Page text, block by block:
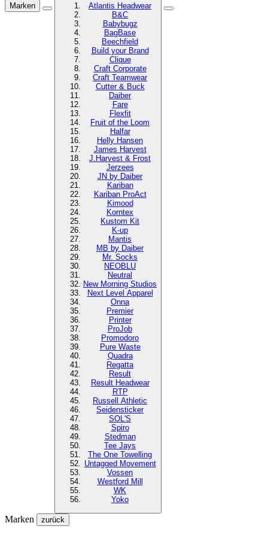
Marken
Atlantis Headwear
B&C
Babybugz
BagBase
Beechfield
Build your Brand
Clique
Craft Corporate
Craft Teamwear
Cutter & Buck
Daiber
Fare
Flexfit
Fruit of the Loom
Halfar
Helly Hansen
James Harvest
J.Harvest & Frost
Jerzees
JN by Daiber
Kariban
Kariban ProAct
Kimood
Korntex
Kustom Kit
K-up
Mantis
MB by Daiber
Mr. Socks
NEOBLU
Neutral
New Morning Studios
Next Level Apparel
Onna
Premier
Printer
ProJob
Promodoro
Pure Waste
Quadra
Regatta
Result
Result Headwear
RTP
Russell Athletic
Seidensticker
SOL'S
Spiro
Stedman
Tee Jays
The One Towelling
Untagged Movement
Vossen
Westford Mill
WK
Yoko
Marken zurück